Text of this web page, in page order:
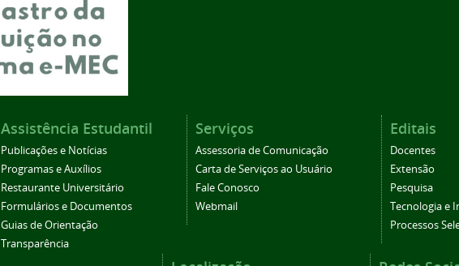
Assistência Estudantil
Publicações e Notícias
Programas e Auxílios
Restaurante Universitário
Formulários e Documentos
Guias de Orientação
Transparência
Serviços
Assessoria de Comunicação
Carta de Serviços ao Usuário
Fale Conosco
Webmail
Editais
Docentes
Extensão
Pesquisa
Tecnologia e
Processos